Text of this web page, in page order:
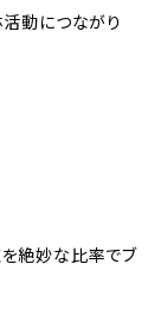
動につながり
を絶妙な比率でブ